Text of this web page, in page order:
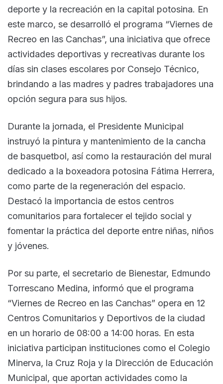
deporte y la recreación en la capital potosina. En
este marco, se desarrolló el programa “Viernes de
Recreo en las Canchas”, una iniciativa que ofrece
actividades deportivas y recreativas durante los
días sin clases escolares por Consejo Técnico,
brindando a las madres y padres trabajadores una
opción segura para sus hijos.
Durante la jornada, el Presidente Municipal
instruyó la pintura y mantenimiento de la cancha
de basquetbol, así como la restauración del mural
dedicado a la boxeadora potosina Fátima Herrera,
como parte de la regeneración del espacio.
Destacó la importancia de estos centros
comunitarios para fortalecer el tejido social y
fomentar la práctica del deporte entre niñas, niños
y jóvenes.
Por su parte, el secretario de Bienestar, Edmundo
Torrescano Medina, informó que el programa
“Viernes de Recreo en las Canchas” opera en 12
Centros Comunitarios y Deportivos de la ciudad
en un horario de 08:00 a 14:00 horas. En esta
iniciativa participan instituciones como el Colegio
Minerva, la Cruz Roja y la Dirección de Educación
Municipal, que aportan actividades como la